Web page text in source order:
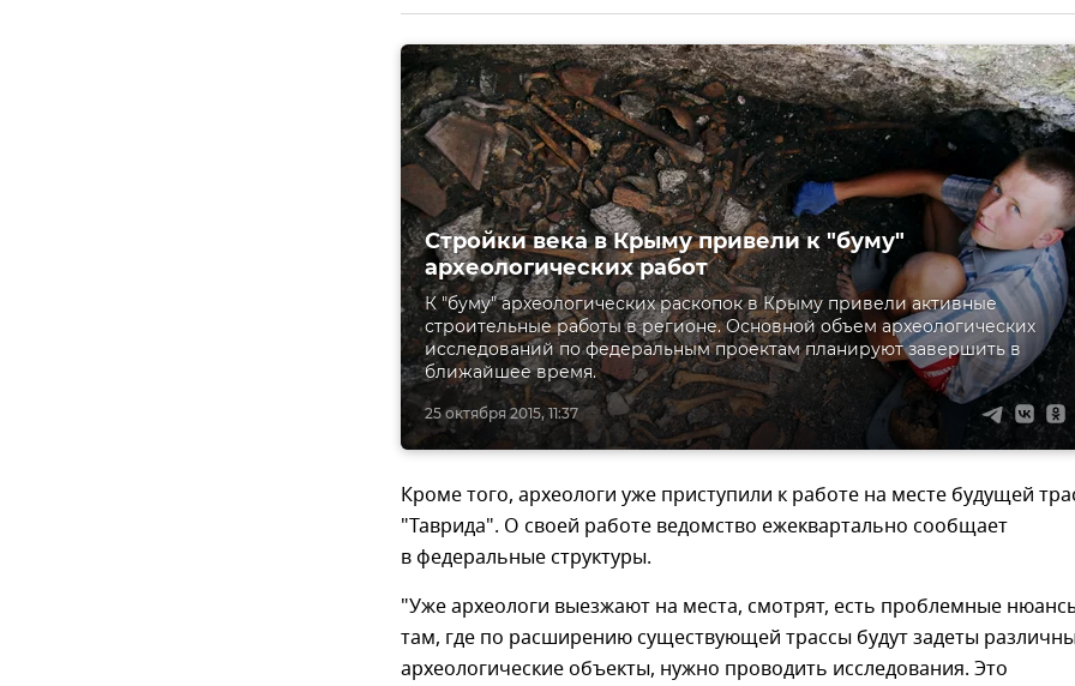
25 октября 2015, 11:37
Стройки века в Крыму привели к "буму"
археологических работ
К "буму" археологических раскопок в Крыму привели активные
строительные работы в регионе. Основной объем археологических
исследований по федеральным проектам планируют завершить в
ближайшее время.
Кроме того, археологи уже приступили к работе на месте будущей
"Таврида". О своей работе ведомство ежеквартально сообщает
в федеральные структуры.
"Уже археологи выезжают на места, смотрят, есть проблемные
там, где по расширению существующей трассы будут задеты
археологические объекты, нужно проводить исследования. Это